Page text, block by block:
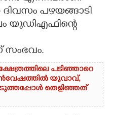
പഴയങ്ങാടി
യുഡിഎഫിന്റെ
സംഭവം.
പടിഞ്ഞാറെ
യുവാവ്,​
തെളിഞ്ഞത്